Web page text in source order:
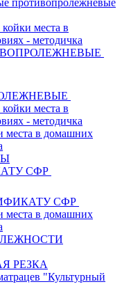
противопролежневые
места в
- методичка
места в
- методичка
места в домашних
СФР
СФР
места в домашних
РЕЗКА
"Культурный